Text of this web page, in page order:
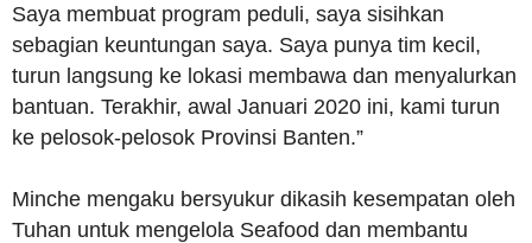
Saya membuat program peduli, saya sisihkan
sebagian keuntungan saya. Saya punya tim kecil,
turun langsung ke lokasi membawa dan menyalurkan
bantuan. Terakhir, awal Januari 2020 ini, kami turun
ke pelosok-pelosok Provinsi Banten.”
Minche mengaku bersyukur dikasih kesempatan oleh
Tuhan untuk mengelola Seafood dan membantu